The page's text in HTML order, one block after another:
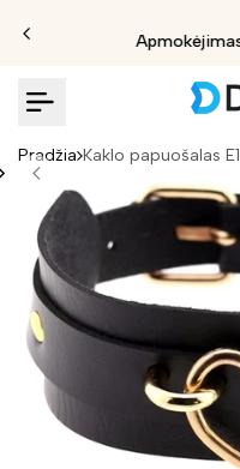
Pradžia Kaklo papuošalas